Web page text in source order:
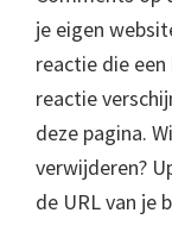
je eigen
reactie die
reactie
deze pagina.
verwijderen?
de URL van je